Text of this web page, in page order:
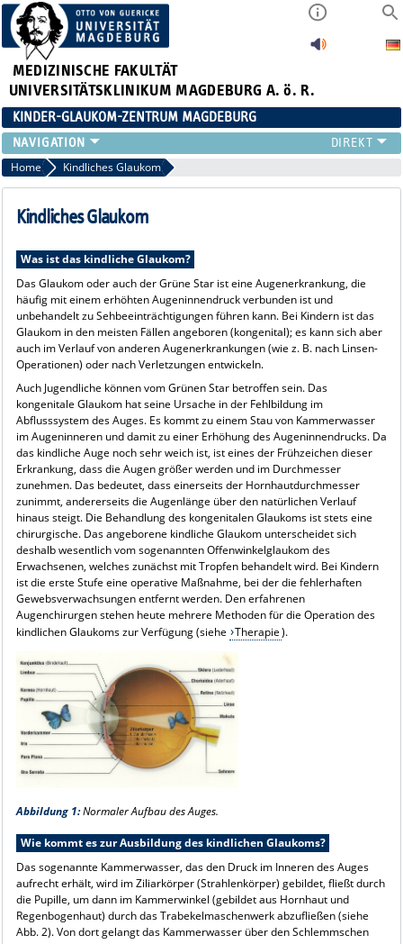
MEDIZINISCHE FAKULTÄT
UNIVERSITÄTSKLINIKUM MAGDEBURG A. ö. R.
KINDER-GLAUKOM-ZENTRUM MAGDEBURG
KINDLICHES GLAUKOM
THERAPIE
GENETIK
KONTAKT
LINKS
Home Kindliches Glaukom
Kindliches Glaukom
Was ist das kindliche Glaukom?
Das Glaukom oder auch der Grüne Star ist eine Augenerkrankung, die
häufig mit einem erhöhten Augeninnendruck verbunden ist und
unbehandelt zu Sehbeeinträchtigungen führen kann. Bei Kindern ist das
Glaukom in den meisten Fällen angeboren (kongenital); es kann sich aber
auch im Verlauf von anderen Augenerkrankungen (wie z. B. nach Linsen-
Operationen) oder nach Verletzungen entwickeln.
Auch Jugendliche können vom Grünen Star betroffen sein. Das
kongenitale Glaukom hat seine Ursache in der Fehlbildung im
Abflusssystem des Auges. Es kommt zu einem Stau von Kammerwasser
im Augeninneren und damit zu einer Erhöhung des Augeninnendrucks. Da
das kindliche Auge noch sehr weich ist, ist eines der Frühzeichen dieser
Erkrankung, dass die Augen größer werden und im Durch­­­­messer
zunehmen. Das bedeutet, dass einerseits der Hornhautdurchmesser
zunimmt, andererseits die Augenlänge über den natürlichen Verlauf
hinaus steigt. Die Behandlung des kongenitalen Glaukoms ist stets eine
chirurgische. Das angeborene kindliche Glaukom unterscheidet sich
deshalb wesentlich vom sogenannten Offenwinkel­glaukom des
Erwachsenen, welches zunächst mit Tropfen behandelt wird. Bei Kindern
ist die erste Stufe eine operative Maßnahme, bei der die fehlerhaften
Gewebsverwachsungen entfernt werden. Den erfahrenen
Augenchirurgen stehen heute mehrere Methoden für die Operation des
kindlichen Glaukoms zur Verfügung (siehe
Therapie).
Abbildung 1:Normaler Aufbau des Auges.
Wie kommt es zur Ausbildung des kindlichen Glaukoms?
Das sogenannte Kammerwasser, das den Druck im Inneren des Auges
aufrecht erhält, wird im Ziliarkörper (Strahlenkörper) gebildet, fließt durch
die Pupille, um dann im Kammer­winkel (gebildet aus Hornhaut und
Regenbogenhaut) durch das Trabekelmaschenwerk abzufließen (siehe
Abb. 2). Von dort gelangt das Kammerwasser über den Schlemmschen